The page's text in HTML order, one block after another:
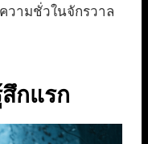
วามชั่วในจักรวาล
กแรก